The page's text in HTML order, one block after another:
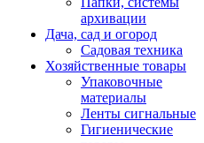
архивации
Дача, сад и огород
Садовая техника
Хозяйственные товары
Упаковочные
материалы
Ленты сигнальные
Гигиенические